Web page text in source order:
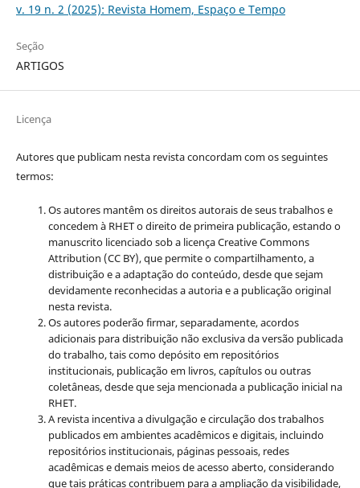
v. 19 n. 2 (2025): Revista Homem, Espaço e Tempo
Seção
ARTIGOS
Licença
Autores que publicam nesta revista concordam com os seguintes
termos:
Os autores mantêm os direitos autorais de seus trabalhos e
concedem à RHET o direito de primeira publicação, estando o
manuscrito licenciado sob a licençaCreative Commons
Attribution (CC BY), que permite o compartilhamento, a
distribuição e a adaptação do conteúdo, desde que sejam
devidamente reconhecidas a autoria e a publicação original
nesta revista.
Os autores poderão firmar, separadamente, acordos
adicionais para distribuição não exclusiva da versão publicada
do trabalho, tais como depósito em repositórios
institucionais, publicação em livros, capítulos ou outras
coletâneas, desde que seja mencionada a publicação inicial na
RHET.
A revista incentiva a divulgação e circulação dos trabalhos
publicados em ambientes acadêmicos e digitais, incluindo
repositórios institucionais, páginas pessoais, redes
acadêmicas e demais meios de acesso aberto, considerando
que tais práticas contribuem para a ampliação da visibilidade,